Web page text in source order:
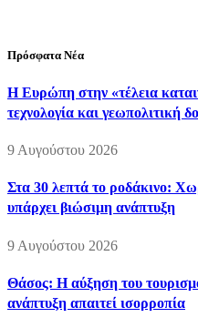
Πρόσφατα Νέα
Η Ευρώπη στην «τέλεια
τεχνολογία και γεωπολιτική
9 Αυγούστου 2026
Στα 30 λεπτά το ροδάκινο:
υπάρχει βιώσιμη ανάπτυξη
9 Αυγούστου 2026
Θάσος: Η αύξηση του
ανάπτυξη απαιτεί ισορροπία